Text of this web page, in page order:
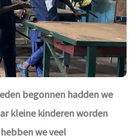
begonnen hadden we
kleine kinderen worden
we veel